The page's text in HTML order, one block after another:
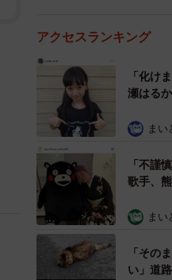
アクセスランキング
「化け
瀬はる
雰囲気まい
「不謹
歌手、
めらい
まい
「その
い」道